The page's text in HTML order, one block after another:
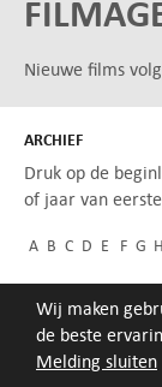
Melding sluiten
Wij maken
de beste
Nieuwe films
ARCHIEF
Druk op de
of jaar van
A B C D E F G H